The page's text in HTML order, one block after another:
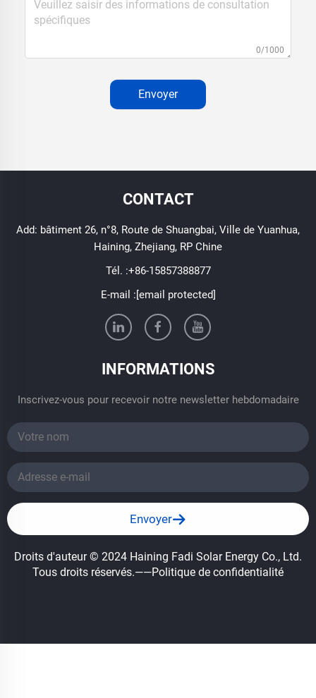
0/1000
Envoyer
CONTACT
Add: bâtiment 26, n°8, Route de Shuangbai, Ville de Yuanhua,
Haining, Zhejiang, RP Chine
Tél. :+86-15857388877
E-mail :[email protected]
INFORMATIONS
Inscrivez-vous pour recevoir notre newsletter hebdomadaire
Envoyer
Droits d'auteur © 2024 Haining Fadi Solar Energy Co., Ltd.
Tous droits réservés.——Politique de confidentialité